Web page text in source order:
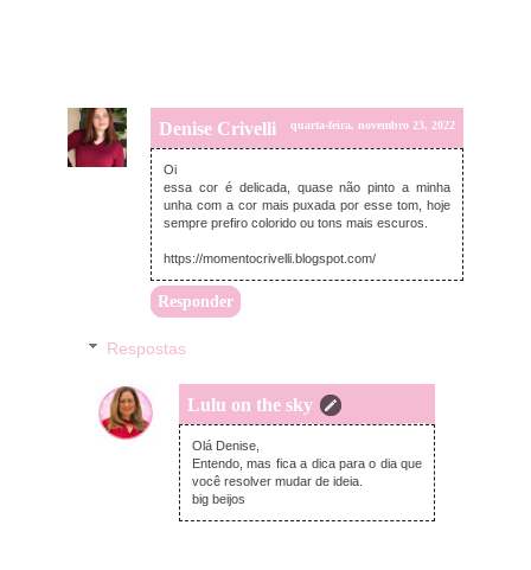
Denise Crivelli quarta-feira, novembro 23, 2022
Oi
essa cor é delicada, quase não pinto a minha
unha com a cor mais puxada por esse tom, hoje
sempre prefiro colorido ou tons mais escuros.
https://momentocrivelli.blogspot.com/
Responder
Respostas
Lulu on the sky
quarta-feira, novembro 23, 2022
Olá Denise,
Entendo, mas fica a dica para o dia que
você resolver mudar de ideia.
big beijos